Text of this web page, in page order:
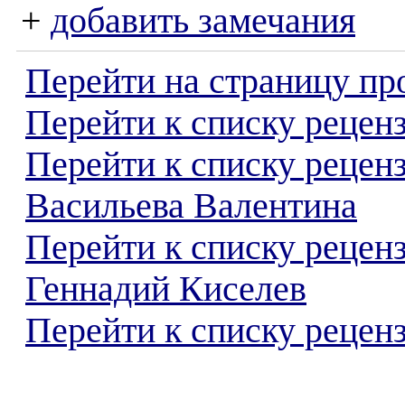
+ добавить замечания
Перейти на страницу
Перейти к списку
Перейти к списку
Васильева Валентина
Перейти к списку
Геннадий Киселев
Перейти к списку